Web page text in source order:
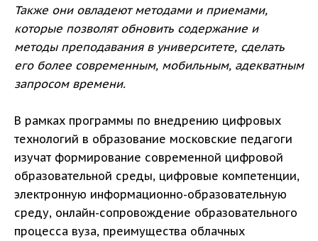
Также они овладеют методами и приемами,
которые позволят обновить содержание и
методы преподавания в университете, сделать
его более современным, мобильным, адекватным
запросом времени.
В рамках программы по внедрению цифровых
технологий в образование московские педагоги
изучат формирование современной цифровой
образовательной среды, цифровые компетенции,
электронную информационно-образовательную
среду, онлайн-сопровождение образовательного
процесса вуза, преимущества облачных